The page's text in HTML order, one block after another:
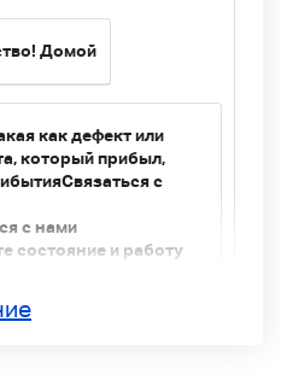
Домой
как дефект или
который прибыл,
Связаться с
с нами
состояние и работу
ниже